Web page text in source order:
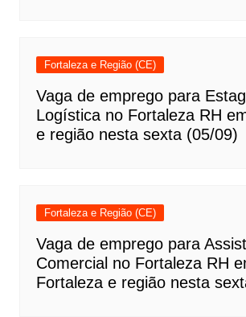
Fortaleza e Região (CE)
Vaga de emprego para
Logística no Fortaleza RH
e região nesta sexta (05/09)
Fortaleza e Região (CE)
Vaga de emprego para
Comercial no Fortaleza RH
Fortaleza e região nesta